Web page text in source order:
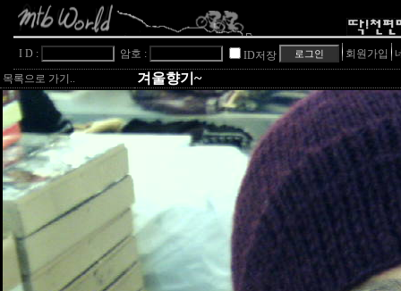
I D : 암호 : ID저장 회원가입
목록으로 가기..
겨울향기~